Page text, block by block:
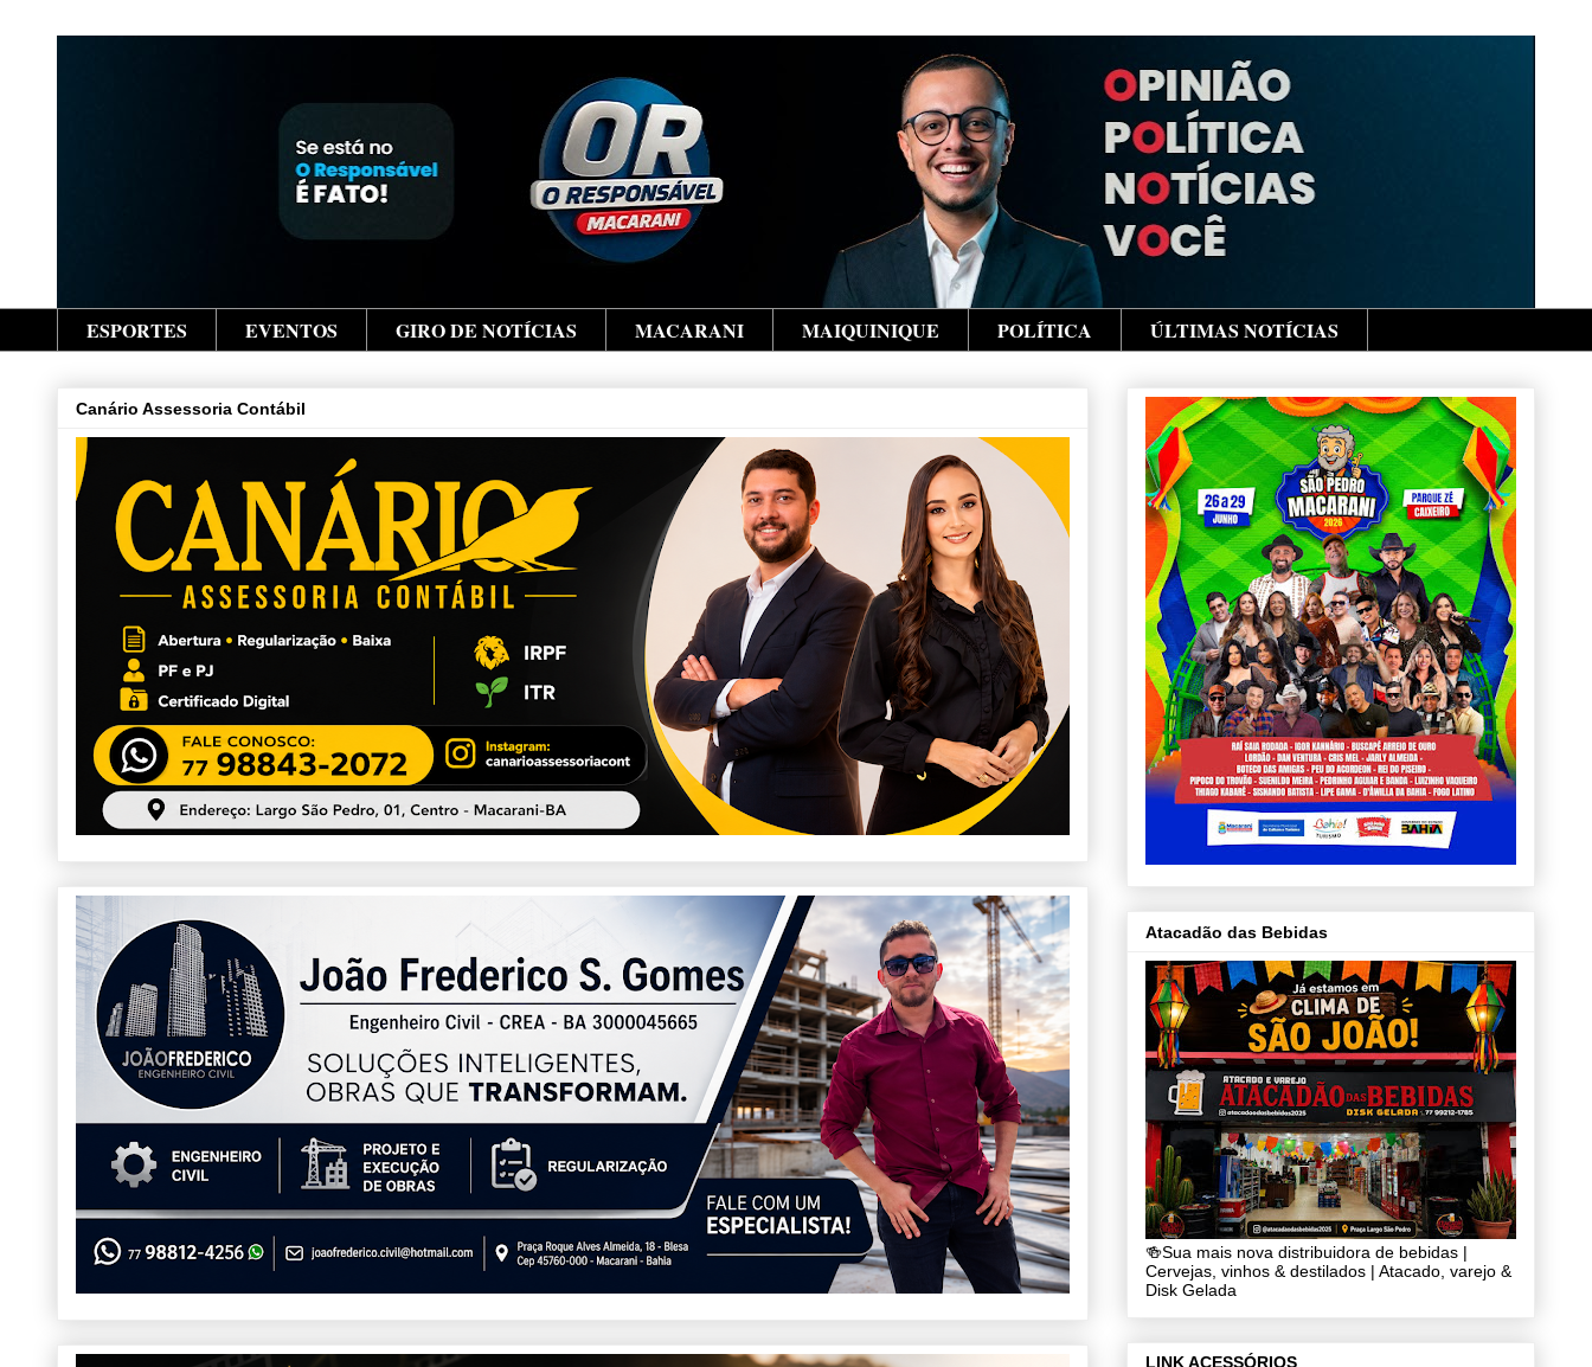
ESPORTES EVENTOS GIRO DE NOTÍCIAS MACARANI MAIQUINIQUE POLÍTICA ÚLTIMAS NOTÍCIAS
Canário Assessoria Contábil
Atacadão das Bebidas
🍻Sua mais nova distribuidora de bebidas |
Cervejas, vinhos & destilados | Atacado, varejo &
Disk Gelada
LINK ACESSÓRIOS